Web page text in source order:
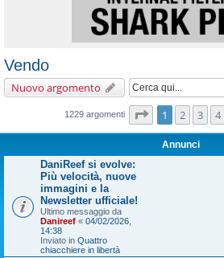
Vendo
Nuovo argomento
1229 argomenti Pagina1 di
1 2 3 4
Annunci
DaniReef si evolve:
Più velocità, nuove
immagini e la
Newsletter ufficiale!
Ultimo messaggio da
Danireef « 04/02/2026,
14:38
Inviato in Quattro
chiacchiere in libertà